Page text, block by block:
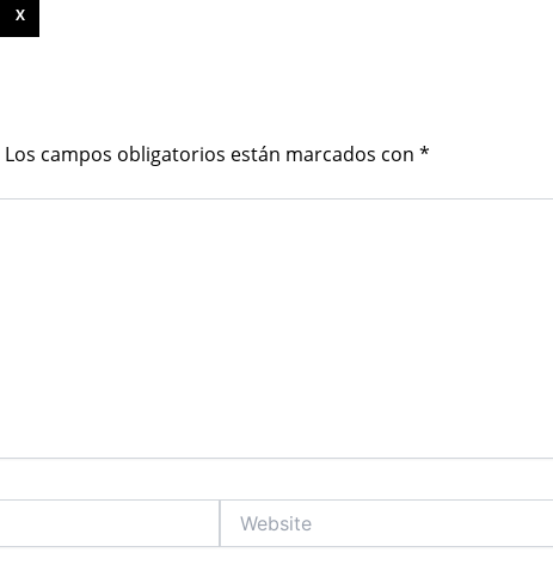
X
Los campos obligatorios están marcados con *